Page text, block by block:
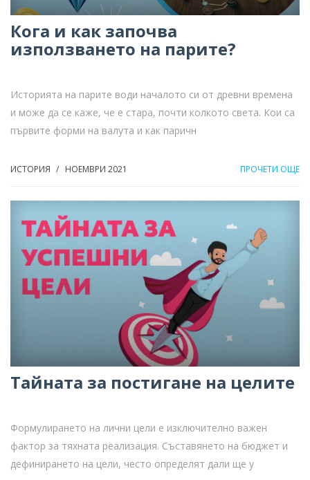
Кога и как започва
използването на парите?
Историята на парите води началото си от древни времена
и може да се каже, че е стара, почти колкото света. Кои са
първите форми на валута и как паричн
ИСТОРИЯ / НОЕМВРИ 2021 ПРОЧЕТИ ОЩЕ
Тайната за постигане на целите
Формулирането на лични цели е изключително важен
фактор за тяхната реализация. Съставянето на бюджет и
дефинирането на цели, често определят дали ще у